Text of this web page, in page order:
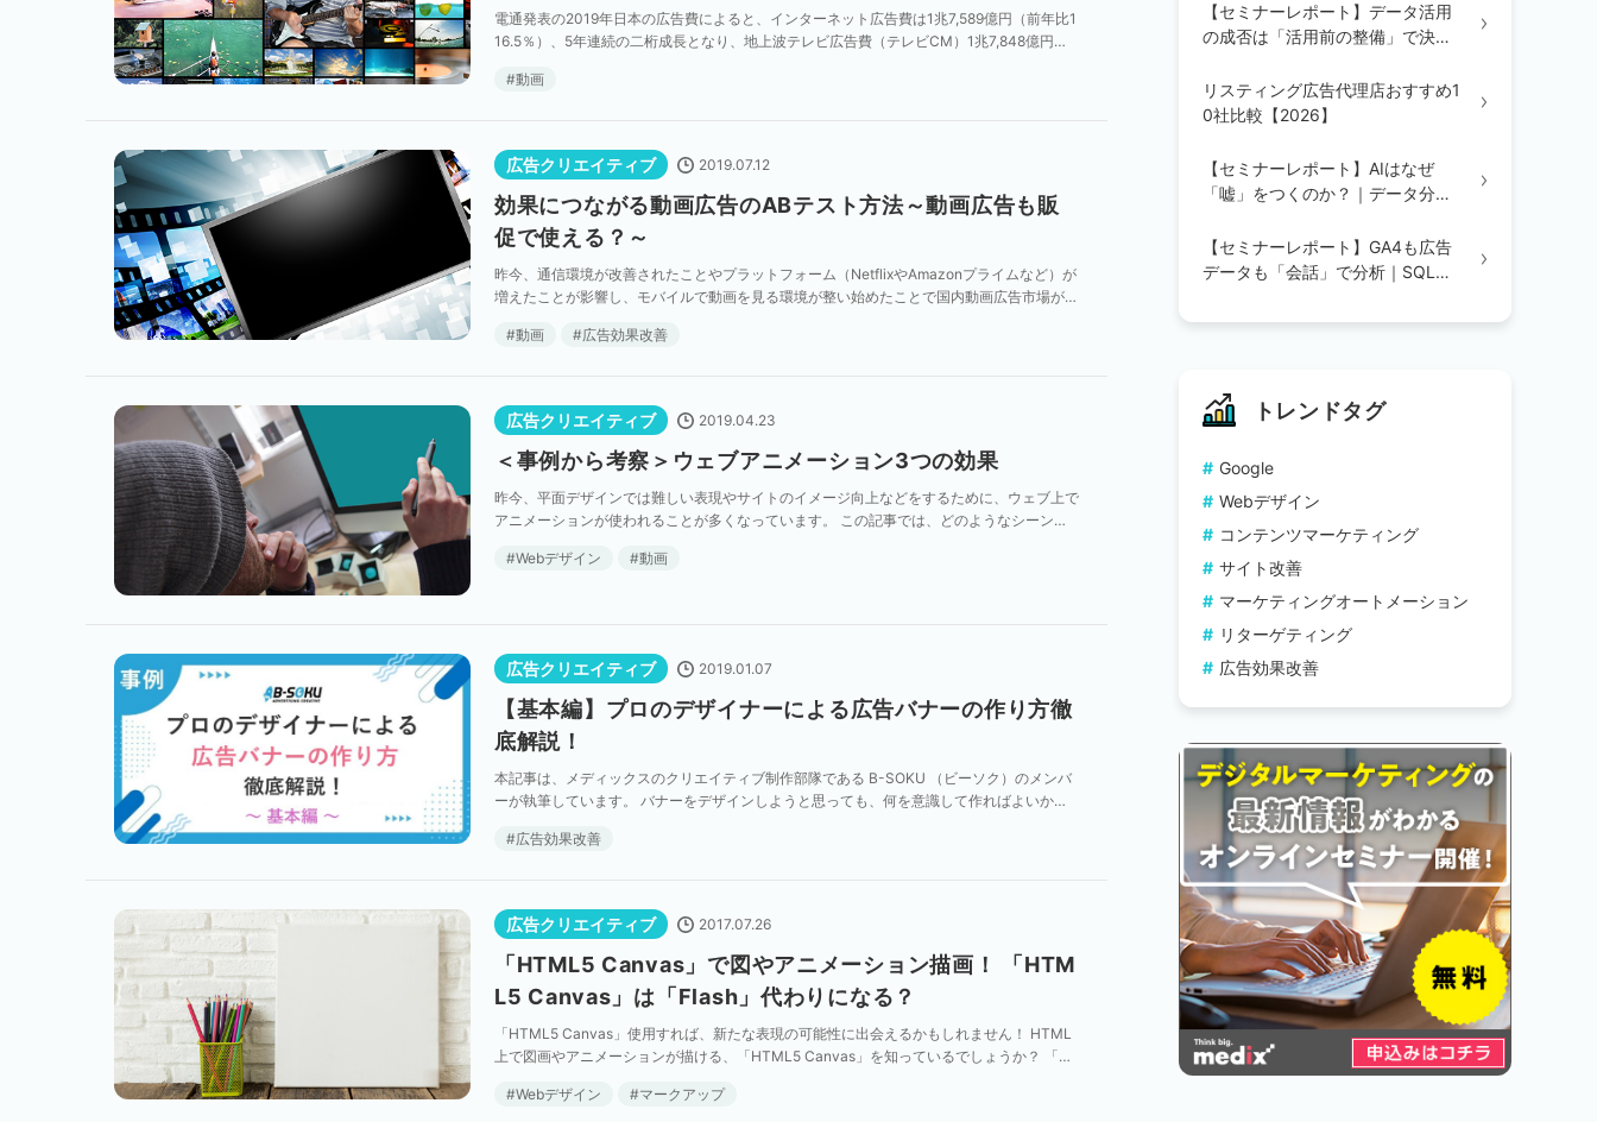
電通発表の2019年日本の広告費によると、インターネット広告費は1兆7,589億円（前年比1
16.5％）、5年連続の二桁成長となり、地上波テレビ広告費（テレビCM）1兆7,848億円に
動画
広告クリエイティブ 2019.07.12
効果につながる動画広告のABテスト方法～動画広告も販
促で使える？～
昨今、通信環境が改善されたことやプラットフォーム（NetflixやAmazonプライムなど）が
増えたことが影響し、モバイルで動画を見る環境が整い始めたことで国内動画広告市場が大
動画
広告効果改善
広告クリエイティブ 2019.04.23
＜事例から考察＞ウェブアニメーション3つの効果
昨今、平面デザインでは難しい表現やサイトのイメージ向上などをするために、ウェブ上で
アニメーションが使われることが多くなっています。 この記事では、どのようなシーンで
Webデザイン
動画
広告クリエイティブ 2019.01.07
【基本編】プロのデザイナーによる広告バナーの作り方徹
底解説！
本記事は、メディックスのクリエイティブ制作部隊である B-SOKU （ビーソク）のメンバ
ーが執筆しています。 バナーをデザインしようと思っても、何を意識して作ればよいか分
広告効果改善
広告クリエイティブ 2017.07.26
「HTML5 Canvas」で図やアニメーション描画！ 「HTM
L5 Canvas」は「Flash」代わりになる？
「HTML5 Canvas」使用すれば、新たな表現の可能性に出会えるかもしれません！ HTML
上で図画やアニメーションが描ける、「HTML5 Canvas」を知っているでしょうか？ 「HT
Webデザイン
マークアップ
【セミナーレポート】データ活用
の成否は「活用前の整備」で決ま
3ステップを解説
リスティング広告代理店おすすめ1
0社比較【2026】
【セミナーレポート】AIはなぜ
「嘘」をつくのか？｜データ分析
要性
【セミナーレポート】GA4も広告
データも「会話」で分析｜SQL不
トレンドタグ
Google
Webデザイン
コンテンツマーケティング
サイト改善
マーケティングオートメーション
リターゲティング
広告効果改善